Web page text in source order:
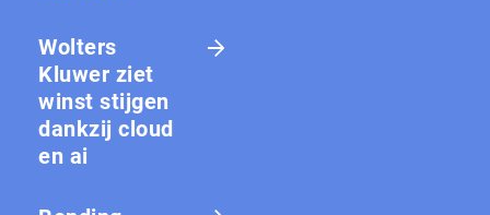
Wolters
Kluwer ziet
winst stijgen
dankzij cloud
en ai